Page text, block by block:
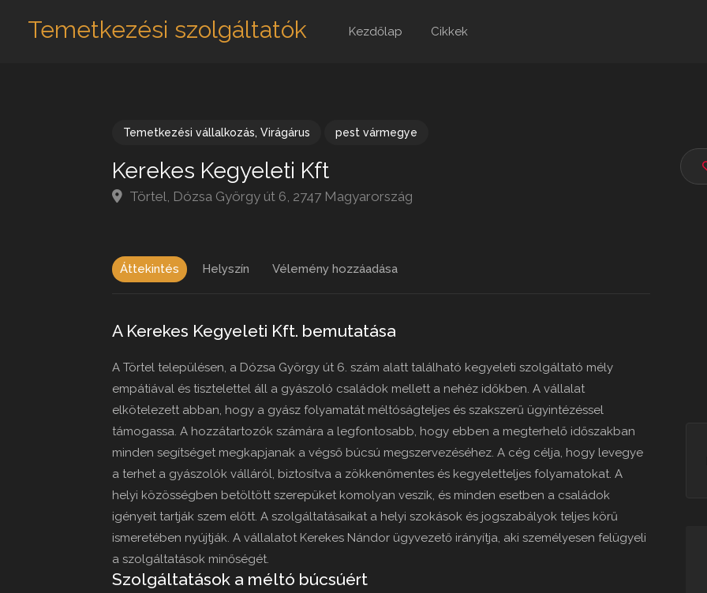
Temetkezési szolgáltatók Kezdőlap Cikkek
Temetkezési vállalkozás, Virágárus pest vármegye
Kerekes Kegyeleti Kft
Törtel, Dózsa György út 6, 2747 Magyarország
Áttekintés Helyszín Vélemény hozzáadása
A Kerekes Kegyeleti Kft. bemutatása
A Törtel településen, a Dózsa György út 6. szám alatt található kegyeleti szolgáltató mély
empátiával és tisztelettel áll a gyászoló családok mellett a nehéz időkben. A vállalat
elkötelezett abban, hogy a gyász folyamatát méltóságteljes és szakszerű ügyintézéssel
támogassa. A hozzátartozók számára a legfontosabb, hogy ebben a megterhelő időszakban
minden segítséget megkapjanak a végső búcsú megszervezéséhez. A cég célja, hogy levegye
a terhet a gyászolók válláról, biztosítva a zökkenőmentes és kegyeletteljes folyamatokat. A
helyi közösségben betöltött szerepüket komolyan veszik, és minden esetben a családok
igényeit tartják szem előtt. A szolgáltatásaikat a helyi szokások és jogszabályok teljes körű
ismeretében nyújtják. A vállalatot Kerekes Nándor ügyvezető irányítja, aki személyesen felügyeli
a szolgáltatások minőségét.
Szolgáltatások a méltó búcsúért